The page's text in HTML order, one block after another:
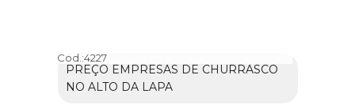
Cod.:4227
PREÇO EMPRESAS DE CHURRASCO
NO ALTO DA LAPA